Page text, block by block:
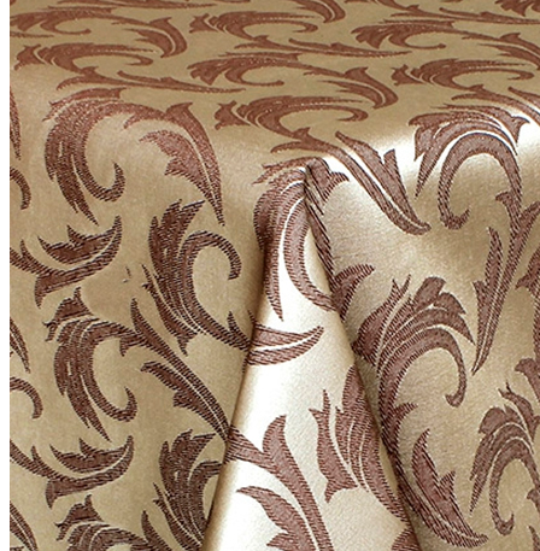
Скатерть «Журавинка» 148х180 см, 1472 цвет 110701
слоновая кость
691 руб.
Производитель
R-ТЕКСТИЛЬ
Серия
Журавинка
Наличие
Ожидается
В корзине Купить